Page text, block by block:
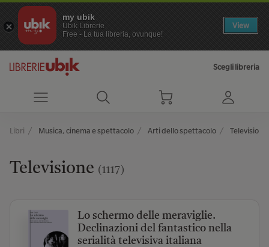
my ubik
Ubik Librerie
Free - La tua libreria, ovunque!
View
Scegli libreria
Libri Musica, cinema e spettacolo Arti dello spettacolo Televisione
Televisione (1117)
Lo schermo delle meraviglie.
Declinazioni del fantastico nella
serialità televisiva italiana